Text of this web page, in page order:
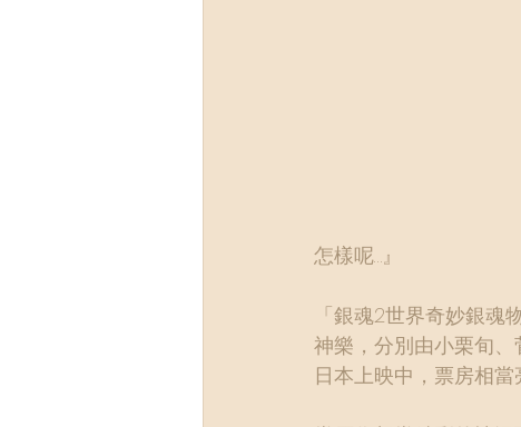
怎樣呢…』
「銀魂2世界奇妙銀
神樂，分別由小栗旬
日本上映中，票房相當